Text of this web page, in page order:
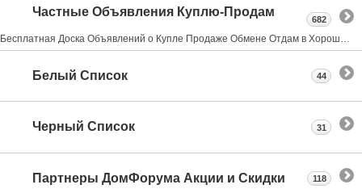
Частные Объявления Куплю-Продам
682
Белый Список 44
Черный Список 31
Партнеры ДомФорума Акции и Скидки 118